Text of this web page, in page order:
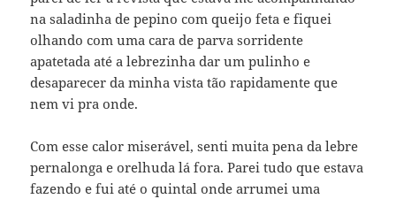
na saladinha de pepino com queijo feta e fiquei
olhando com uma cara de parva sorridente
apatetada até a lebrezinha dar um pulinho e
desaparecer da minha vista tão rapidamente que
nem vi pra onde.
Com esse calor miserável, senti muita pena da lebre
pernalonga e orelhuda lá fora. Parei tudo que estava
fazendo e fui até o quintal onde arrumei uma